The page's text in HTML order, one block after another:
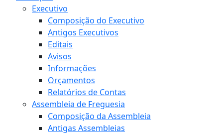
Executivo
Composição do Executivo
Antigos Executivos
Editais
Avisos
Informações
Orçamentos
Relatórios de Contas
Assembleia de Freguesia
Composição da Assembleia
Antigas Assembleias